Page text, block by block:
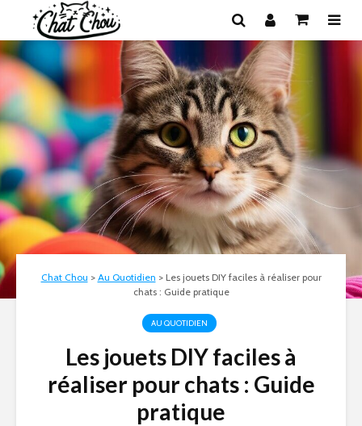
Chat Chou > Au Quotidien > Les jouets DIY faciles à réaliser pour
chats : Guide pratique
AU QUOTIDIEN
Les jouets DIY faciles à
réaliser pour chats : Guide
pratique